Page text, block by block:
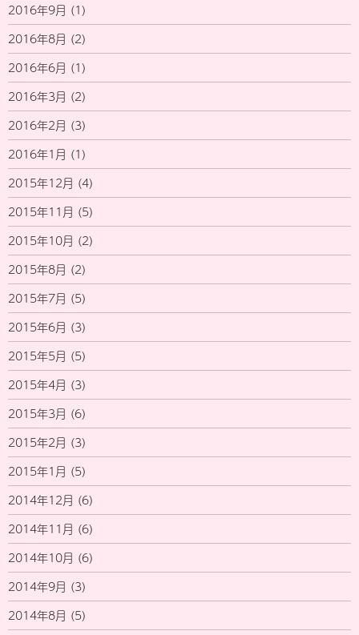
2016年9月 (1)
2016年8月 (2)
2016年6月 (1)
2016年3月 (2)
2016年2月 (3)
2016年1月 (1)
2015年12月 (4)
2015年11月 (5)
2015年10月 (2)
2015年8月 (2)
2015年7月 (5)
2015年6月 (3)
2015年5月 (5)
2015年4月 (3)
2015年3月 (6)
2015年2月 (3)
2015年1月 (5)
2014年12月 (6)
2014年11月 (6)
2014年10月 (6)
2014年9月 (3)
2014年8月 (5)